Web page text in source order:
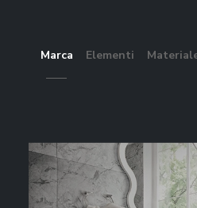
Marca Elementi